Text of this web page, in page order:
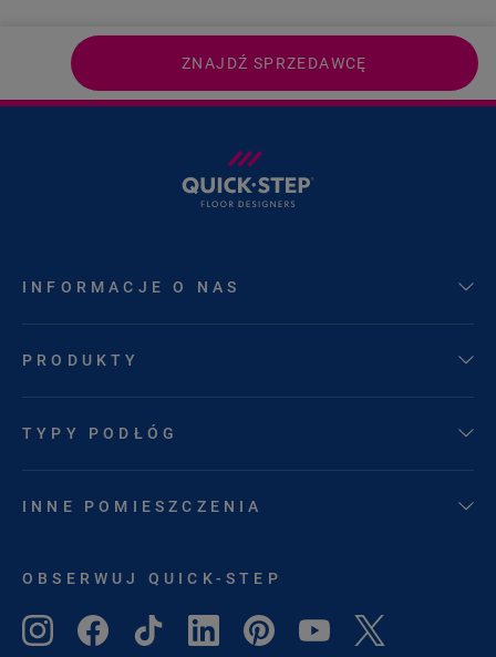
ZNAJDŹ SPRZEDAWCĘ
INFORMACJE O NAS
PRODUKTY
TYPY PODŁÓG
INNE POMIESZCZENIA
OBSERWUJ QUICK-STEP